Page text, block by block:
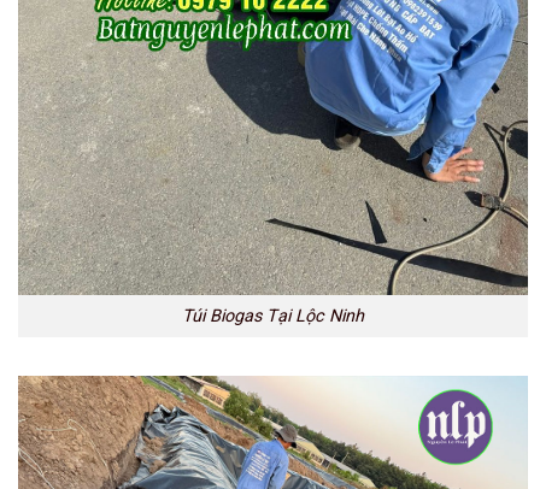
Túi Biogas Tại Lộc Ninh